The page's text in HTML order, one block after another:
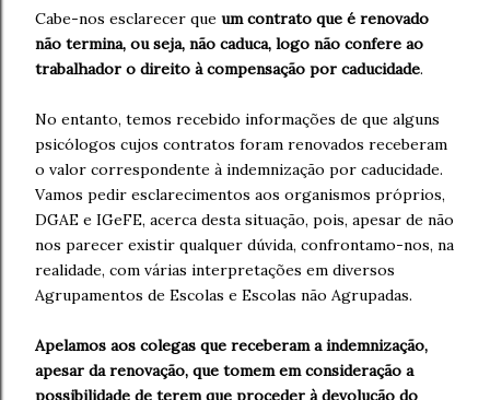
Cabe-nos esclarecer que um contrato que é renovado
não termina, ou seja, não caduca, logo não confere ao
trabalhador o direito à compensação por caducidade.
No entanto, temos recebido informações de que alguns
psicólogos cujos contratos foram renovados receberam
o valor correspondente à indemnização por caducidade.
Vamos pedir esclarecimentos aos organismos próprios,
DGAE e IGeFE, acerca desta situação, pois, apesar de não
nos parecer existir qualquer dúvida, confrontamo-nos, na
realidade, com várias interpretações em diversos
Agrupamentos de Escolas e Escolas não Agrupadas.
Apelamos aos colegas que receberam a indemnização,
apesar da renovação, que tomem em consideração a
possibilidade de terem que proceder à devolução do